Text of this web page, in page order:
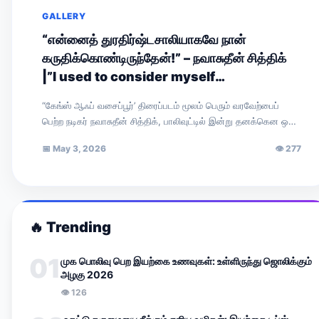
GALLERY
“என்னைத் துரதிர்ஷ்டசாலியாகவே நான்
கருதிக்கொண்டிருந்தேன்!” – நவாசுதீன் சித்திக்
|”I used to consider myself
“கேங்ஸ் ஆஃப் வசைப்பூர்’ திரைப்படம் மூலம் பெரும் வரவேற்பைப்
பெற்ற நடிகர் நவாசுதீன் சித்திக், பாலிவுட்டில் இன்று தனக்கென ஒரு
📅 May 3, 2026 👁277
🔥 Trending
01 முக பொலிவு பெற இயற்கை உணவுகள்: உள்ளிருந்து ஜொலிக்கும்
அழகு 2026
👁126